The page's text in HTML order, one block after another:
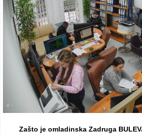
Usluge
Uputstva
Cenovnik
Kontakt
Lokacija
Zašto je omladinska Zadruga